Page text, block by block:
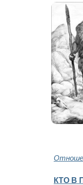
КТО В